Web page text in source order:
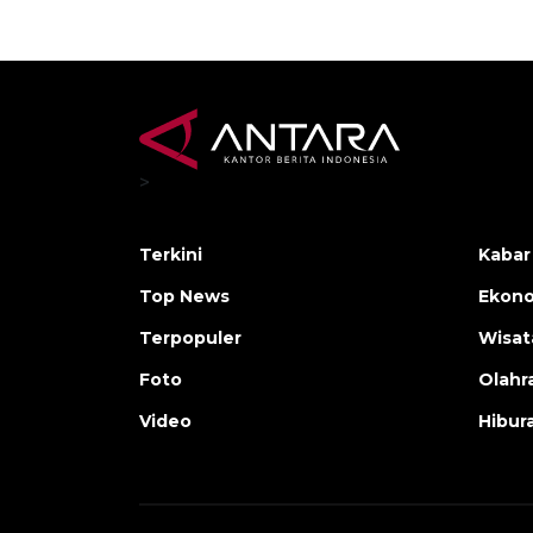
>
Terkini
Top News
Terpopuler
Foto
Video